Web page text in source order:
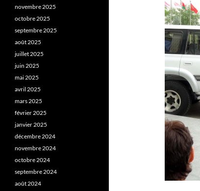
novembre 2025
octobre 2025
septembre 2025
août 2025
juillet 2025
juin 2025
mai 2025
avril 2025
mars 2025
février 2025
janvier 2025
décembre 2024
novembre 2024
octobre 2024
septembre 2024
août 2024